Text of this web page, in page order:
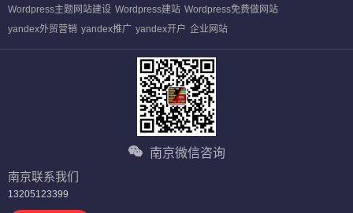
Wordpress主题网站建设 Wordpress建站 Wordpress免费做网站
yandex外贸营销 yandex推广 yandex开户 企业网站
南京微信咨询
南京联系我们
13205123399